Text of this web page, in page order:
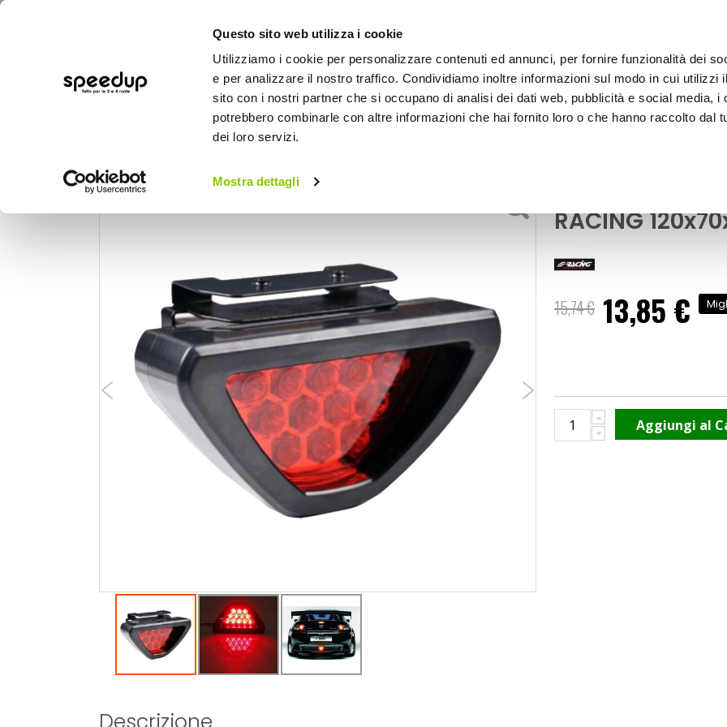
Questo sito web utilizza i cookie
Utilizziamo i cookie per personalizzare contenuti ed annunci, per fornire funzionalità dei
e per analizzare il nostro traffico. Condividiamo inoltre informazioni sul modo in cui utilizzi
sito con i nostri partner che si occupano di analisi dei dati web, pubblicità e social media, i
potrebbero combinarle con altre informazioni che hai fornito loro o che hanno raccolto dal
dei loro servizi.
Mostra dettagli
BICI OUTDOOR
Home
RACING
15,74 € Prezzo
speciale
13,85 €
Aggiungi al